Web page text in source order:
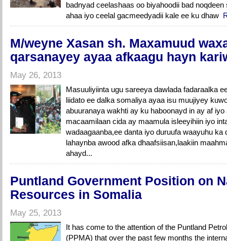
badnyad ceelashaas oo biyahoodii bad
ahaa iyo ceelal gacmeedyadii kale ee ku dhaw
M/weyne Xasan sh. Maxamuud
qarsanayey ayaa afkaagu hayn
May 26, 2013
Masuuliyiinta ugu sareeya dawlada fadaraalka
liidato ee dalka somaliya ayaa isu muujiyey
abuuranaya wakhti ay ku haboonayd in ay af iyo
macaamilaan cida ay maamula isleeyihiin iyo
wadaagaanba,ee danta iyo duruufa waayuhu ka
lahaynba awood afka dhaafsiisan,laakiin
ahayd...
Puntland Government Position on
Resources in Somalia
May 25, 2013
It has come to the attention of the Puntland
(PPMA) that over the past few months the